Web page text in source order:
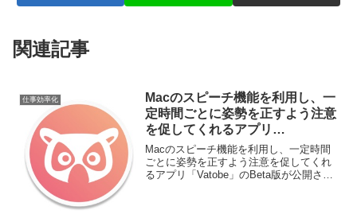
関連記事
仕事効率化
Macのスピーチ機能を利用し、一
定時間ごとに姿勢を正すよう注意
を促してくれるアプリ
「Vatobe」のBeta版が公開。
Macのスピーチ機能を利用し、一定時間
ごとに姿勢を正すよう注意を促してくれ
るアプリ「Vatobe」のBeta版が公開され